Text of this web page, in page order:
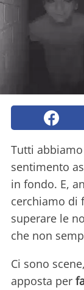
Tutti abbiamo
sentimento
in fondo. E,
cerchiamo di
superare le
che non
Ci sono
apposta per